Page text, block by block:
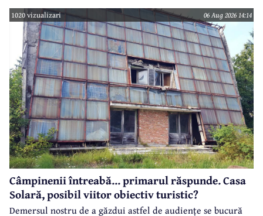
estival.
1020 vizualizari 06 Aug 2026 14:14
Câmpinenii întreabă... primarul răspunde. Casa
Solară, posibil viitor obiectiv turistic?
Demersul nostru de a găzdui astfel de audiențe se bucură